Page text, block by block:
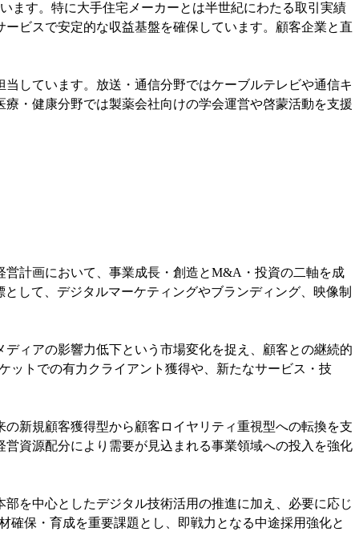
ます。特に大手住宅メーカーとは半世紀にわたる取引実績
ビスで安定的な収益基盤を確保しています。顧客企業と直
しています。放送・通信分野ではケーブルテレビや通信キ
・健康分野では製薬会社向けの学会運営や啓蒙活動を支援
計画において、事業成長・創造とM&A・投資の二軸を成
して、デジタルマーケティングやブランディング、映像制
ィアの影響力低下という市場変化を捉え、顧客との継続的
ットでの有力クライアント獲得や、新たなサービス・技
新規顧客獲得型から顧客ロイヤリティ重視型への転換を支
資源配分により需要が見込まれる事業領域への投入を強化
を中心としたデジタル技術活用の推進に加え、必要に応じ
保・育成を重要課題とし、即戦力となる中途採用強化と